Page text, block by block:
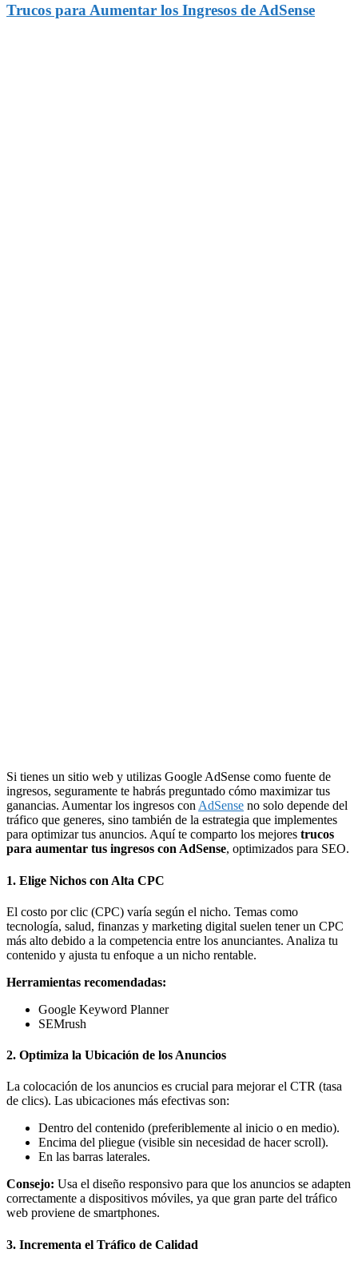
Trucos para Aumentar los Ingresos de AdSense
Si tienes un sitio web y utilizas Google AdSense como fuente de
ingresos, seguramente te habrás preguntado cómo maximizar tus
ganancias. Aumentar los ingresos con AdSense no solo depende del
tráfico que generes, sino también de la estrategia que implementes
para optimizar tus anuncios. Aquí te comparto los mejores trucos
para aumentar tus ingresos con AdSense, optimizados para SEO.
1. Elige Nichos con Alta CPC
El costo por clic (CPC) varía según el nicho. Temas como
tecnología, salud, finanzas y marketing digital suelen tener un CPC
más alto debido a la competencia entre los anunciantes. Analiza tu
contenido y ajusta tu enfoque a un nicho rentable.
Herramientas recomendadas:
Google Keyword Planner
SEMrush
2. Optimiza la Ubicación de los Anuncios
La colocación de los anuncios es crucial para mejorar el CTR (tasa
de clics). Las ubicaciones más efectivas son:
Dentro del contenido (preferiblemente al inicio o en medio).
Encima del pliegue (visible sin necesidad de hacer scroll).
En las barras laterales.
Consejo: Usa el diseño responsivo para que los anuncios se adapten
correctamente a dispositivos móviles, ya que gran parte del tráfico
web proviene de smartphones.
3. Incrementa el Tráfico de Calidad